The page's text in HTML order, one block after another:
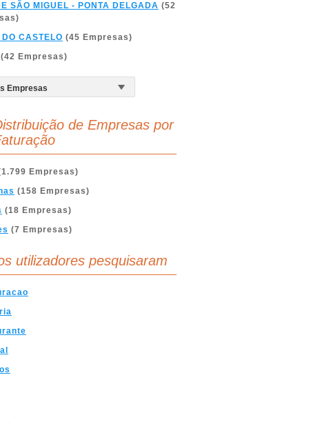
SÃO MIGUEL - PONTA DELGADA (52
CASTELO (45 Empresas)
(42 Empresas)
de Empresas por
Empresas)
(158 Empresas)
(18 Empresas)
(7 Empresas)
utilizadores pesquisaram